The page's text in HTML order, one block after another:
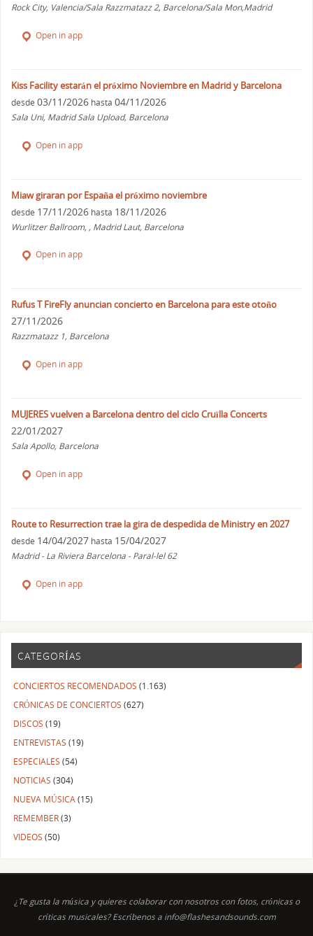
Rock City, Valencia/Sala Razzmatazz 2, Barcelona/Sala Mon,Madrid
Open in app
Kiss Facility estarán el próximo Noviembre en Madrid y Barcelona
desde 03/11/2026 hasta 04/11/2026
Sala Uni, Madrid Sala Upload, Barcelona
Open in app
Miaw giraran por España el próximo noviembre
desde 17/11/2026 hasta 18/11/2026
Wurlitzer Ballroom, , Madrid Laut, Barcelona
Open in app
Rufus T FireFly anuncian concierto en Barcelona para este otoño
27/11/2026
Razzmatazz 1, Barcelona
Open in app
MUJERES vuelven a Barcelona dentro del ciclo Cruïlla Concerts
22/01/2027
Sala Apollo, Barcelona
Open in app
Route to Resurrection trae la gira de despedida de Ministry en 2027
desde 14/04/2027 hasta 15/04/2027
Madrid - La Riviera Barcelona - Paral-lel 62
Open in app
CATEGORÍAS
CONCIERTOS RECOMENDADOS (1.163)
CRÓNICAS DE CONCIERTOS (627)
DISCOS (19)
ENTREVISTAS (19)
ESPECIALES (54)
NOTICIAS (304)
NUEVA MÚSICA (15)
REMEMBER(3)
VIDEOS (50)
¿Te gusta la música y quieres colaborar con nosotros con fotos, crónicas o
críticas musicales? Escríbenos a info@flashesandsounds.com